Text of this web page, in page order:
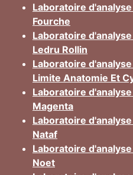
Laboratoire
Fourche
Laboratoire
Ledru Rollin
Laboratoire
Limite Anatomie Et
Laboratoire
Magenta
Laboratoire
Nataf
Laboratoire
Noet